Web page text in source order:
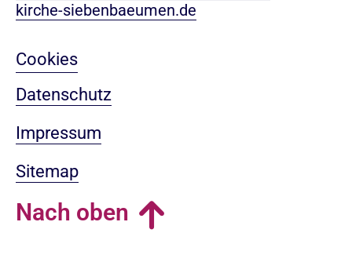
kirche-siebenbaeumen.de
Cookies
Datenschutz
Impressum
Sitemap
Nach oben